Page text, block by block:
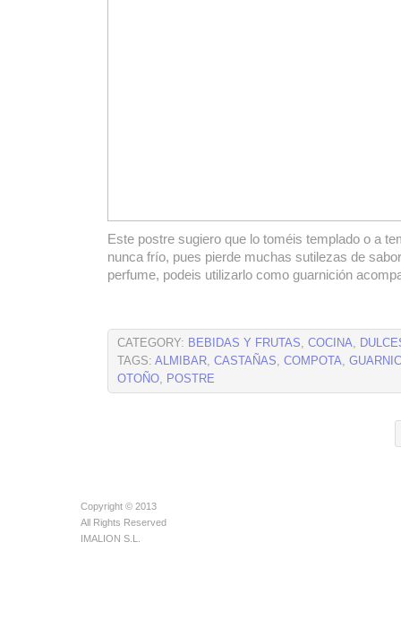
Este postre sugiero que lo toméis templado o a
nunca frío, pues pierde muchas sutilezas de
perfume, podeis utilizarlo como guarnición
CATEGORY: BEBIDAS Y FRUTAS, COCINA,
TAGS: ALMIBAR, CASTAÑAS, COMPOTA,
OTOÑO, POSTRE
Copyright © 2013
All Rights Reserved
IMALION S.L.